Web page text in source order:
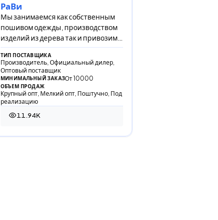
РаВи
Мы занимаемся как собственным
пошивом одежды, производством
изделий из дерева так и привозим
электронику, бытовую химию,
косметику и множест
ТИП ПОСТАВЩИКА
Производитель, Официальный дилер,
Оптовый поставщик
МИНИМАЛЬНЫЙ ЗАКАЗОт 10000
ОБЪЕМ ПРОДАЖ
Крупный опт, Мелкий опт, Поштучно, Под
реализацию
11.94K
11 944 просмотра